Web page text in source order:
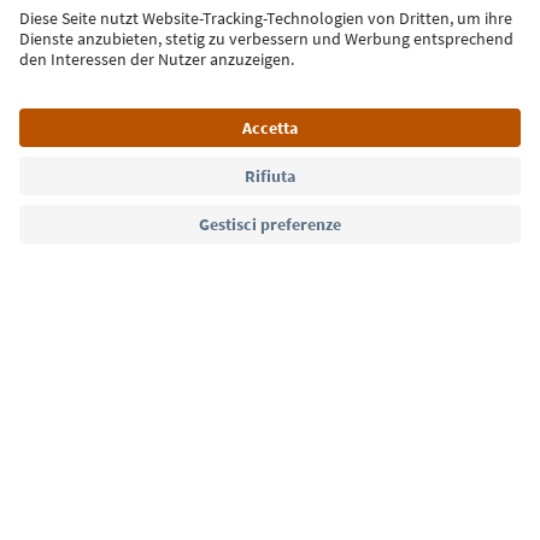
Iscriviti alla newsletter